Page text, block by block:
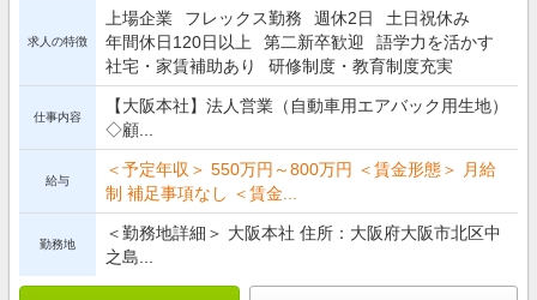
求人の特徴
上場企業 フレックス勤務 週休2日
土日祝休み
年間休日120日以上
第二新卒歓迎
語学力を活かす
社宅・家賃補助あり
研修制度・教育制度充実
仕事内容
【大阪本社】法人営業（自動車用エアバック用生地）
◇顧...
給与
＜予定年収＞ 550万円～800万円 ＜賃金形態＞ 月給
制 補足事項なし ＜賃金...
勤務地
＜勤務地詳細＞ 大阪本社 住所：大阪府大阪市北区中
之島...